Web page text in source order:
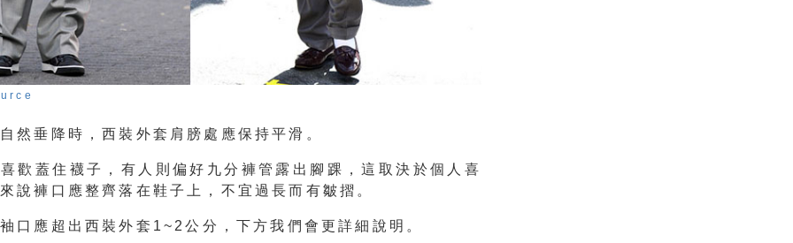
然垂降時，西裝外套肩膀處應保持平滑。
歡蓋住襪子，有人則偏好九分褲管露出腳踝，這取決於個人喜
說褲口應整齊落在鞋子上，不宜過長而有皺摺。
口應超出西裝外套1~2公分，下方我們會更詳細說明。